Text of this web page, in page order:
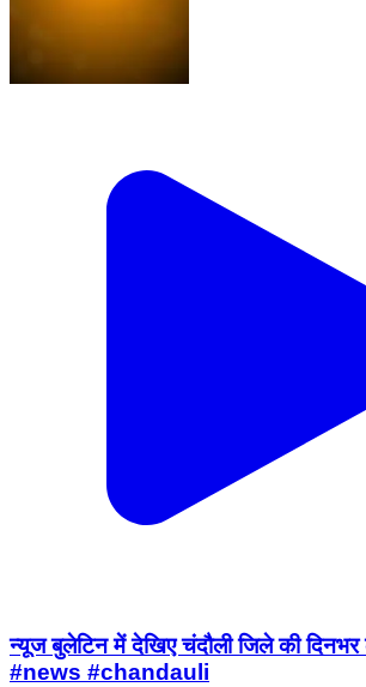
न्यूज बुलेटिन में देखिए चंदौली जिले की दिनभर
#news #chandauli